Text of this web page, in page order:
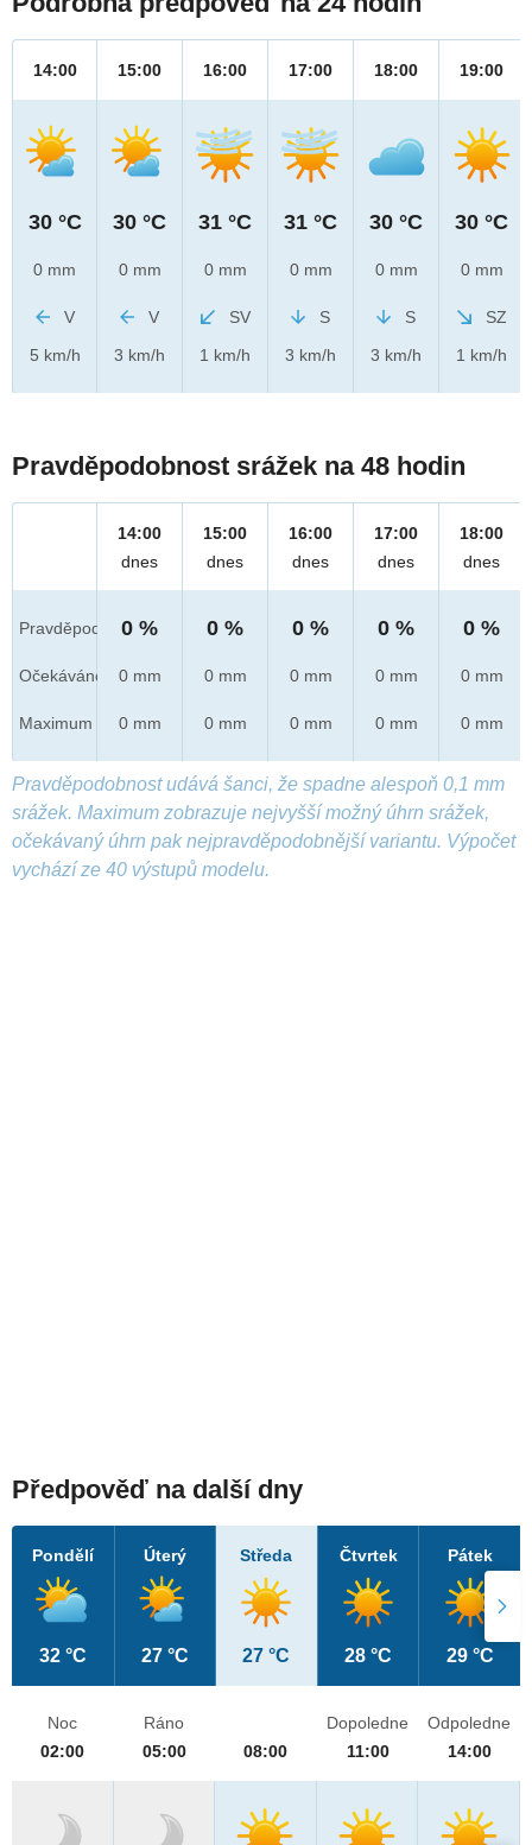
14:00
30 °C
0 mm
V
5 km/h
15:00
30 °C
0 mm
V
3 km/h
16:00
31 °C
0 mm
SV
1 km/h
17:00
31 °C
0 mm
S
3 km/h
18:00
30 °C
0 mm
S
3 km/h
19:00
30 °C
0 mm
SZ
1 km/h
Pravděpodobnost srážek na 48 hodin
Pravděpod.
Očekáváno
Maximum
14:00
dnes
0 %
0 mm
0 mm
15:00
dnes
0 %
0 mm
0 mm
16:00
dnes
0 %
0 mm
0 mm
17:00
dnes
0 %
0 mm
0 mm
18:00
dnes
0 %
0 mm
0 mm
Pravděpodobnost udává šanci, že spadne alespoň 0,1 mm
srážek. Maximum zobrazuje nejvyšší možný úhrn srážek,
očekávaný úhrn pak nejpravděpodobnější variantu. Výpočet
vychází ze 40 výstupů modelu.
Předpověď na další dny
Pondělí
32 °C
Úterý
27 °C
Středa
27 °C
Čtvrtek
28 °C
Pátek
29 °C
Noc
02:00
Ráno
05:00
08:00
Dopoledne
11:00
Odpoledne
14:00